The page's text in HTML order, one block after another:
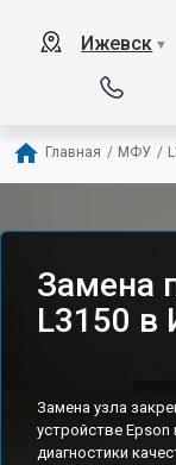
Ижевск ▼
Главная / МФУ /
Замена
L3150 в
Замена узла
устройстве
диагностики